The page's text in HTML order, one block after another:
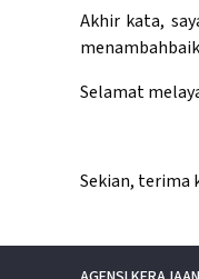
Akhir kata,
Selamat
Sekian, terima